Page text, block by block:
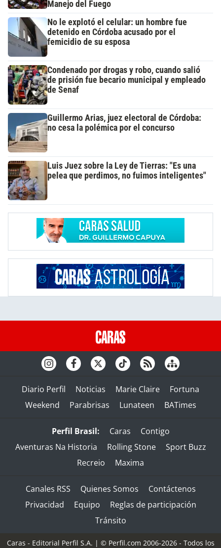
Manejo del Fuego
No le explotó el celular: un hombre fue
detenido en Córdoba acusado por el
femicidio de su esposa
Condenado por drogas y robo, cuando salió
de prisión fue becario municipal y empleado
de Senaf
Guillermo Arias, juez electoral de Córdoba:
no cesa la polémica por el concurso
Luis Juez sobre la Ley de Tierras: "Es una
pelea que perdimos, no fuimos inteligentes"
Diario Perfil Noticias Marie Claire
Fortuna
Weekend
Parabrisas Lunateen BATimes
Perfil Brasil: Caras
Contigo
Aventuras Na Historia
Rolling Stone
Sport Buzz
Recreio
Maxima
Canales RSS Quienes Somos
Contáctenos
Privacidad
Equipo
Reglas de participación
Tránsito
Caras - Editorial Perfil S.A. | © Perfil.com 2006-2026 - Todos los